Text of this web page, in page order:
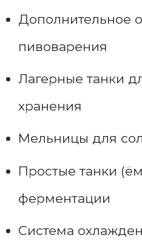
Дополнительное
пивоварения
Лагерные танки
хранения
Мельницы для
Простые танки
ферментации
Система